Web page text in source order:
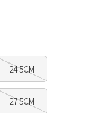
24.5CM
27.5CM